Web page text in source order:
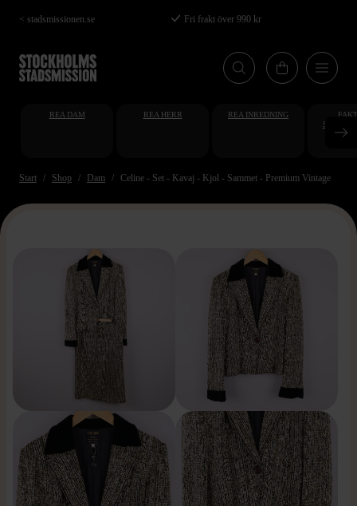
Hoppa
till
huvudinnehåll
< stadsmissionen.se Fri frakt över 990 kr
REA DAM REA HERR REA INREDNING
Start Shop Dam Celine - Set - Kavaj - Kjol - Sammet - Premium Vintage